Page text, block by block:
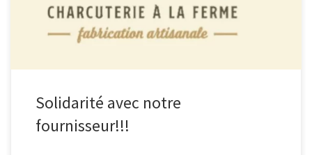
Solidarité avec notre
fournisseur!!!